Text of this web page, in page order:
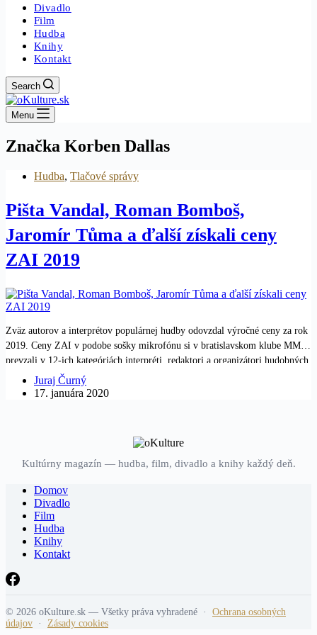
Divadlo
Film
Hudba
Knihy
Kontakt
Search
Menu
Značka Korben Dallas
Hudba, Tlačové správy
Pišta Vandal, Roman Bomboš,
Jaromír Tůma a ďalší získali ceny
ZAI 2019
Zväz autorov a interprétov populárnej hudby odovzdal výročné ceny za rok
2019. Ceny ZAI v podobe sošky mikrofónu si v bratislavskom klube MMC
prevzali v 12-ich kategóriách interpréti, redaktori a organizátori hudobných
podujatí. Už piatu cenu za hudobného redaktora roka si odniesol Roman
Bomboš. Pišta Vandal Chrappa…
Juraj Čurný
17. januára 2020
Kultúrny magazín — hudba, film, divadlo a knihy každý deň.
Domov
Divadlo
Film
Hudba
Knihy
Kontakt
© 2026 oKulture.sk — Všetky práva vyhradené · Ochrana osobných
údajov · Zásady cookies